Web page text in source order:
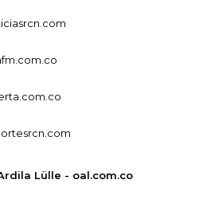
Lülle - oal.com.co